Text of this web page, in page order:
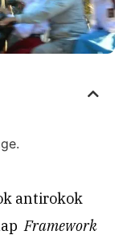
antirokok
Framework